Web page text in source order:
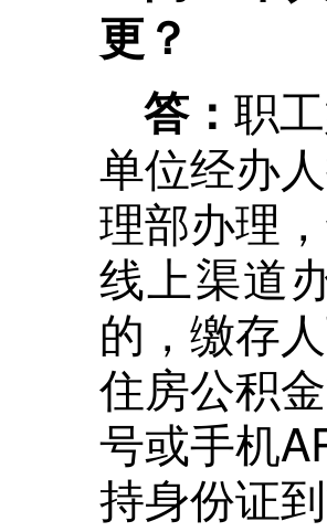
更？
答：职
单位经办
理部办理
线上渠道
的，缴存
住房公积
号或手机
持身份证